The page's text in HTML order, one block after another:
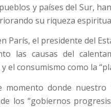
y países del Sur,
su riqueza
París, el presidente del
las causas del
el consumismo como la
momento donde
los “gobiernos